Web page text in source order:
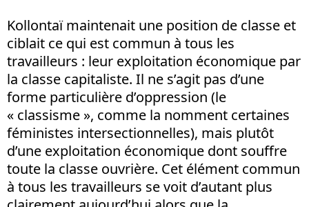
Kollontaï maintenait une position de classe et
ciblait ce qui est commun à tous les
travailleurs : leur exploitation économique par
la classe capitaliste. Il ne s’agit pas d’une
forme particulière d’oppression (le
« classisme », comme la nomment certaines
féministes intersectionnelles), mais plutôt
d’une exploitation économique dont souffre
toute la classe ouvrière. Cet élément commun
à tous les travailleurs se voit d’autant plus